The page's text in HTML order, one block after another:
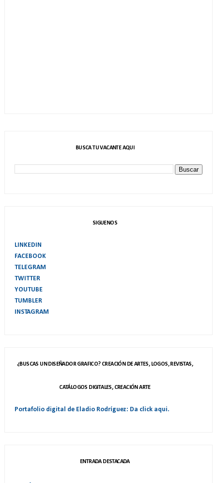
BUSCA TU VACANTE AQUI
SIGUENOS
LINKEDIN
FACEBOOK
TELEGRAM
TWITTER
YOUTUBE
TUMBLER
INSTAGRAM
¿BUSCAS UN DISEÑADOR GRAFICO? CREACIÓN DE ARTES, LOGOS, REVISTAS,
CATÁLOGOS DIGITALES, CREACIÓN ARTE
Portafolio digital de Eladio Rodríguez: Da click aqui.
ENTRADA DESTACADA